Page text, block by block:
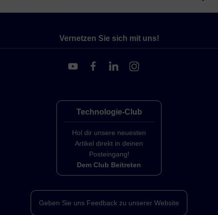
Vernetzen Sie sich mit uns!
Technologie-Club
Hol dir unsere neuesten
Artikel direkt in deinen
Posteingang!
Dem Club Beitreten
Geben Sie uns Feedback zu unserer Website